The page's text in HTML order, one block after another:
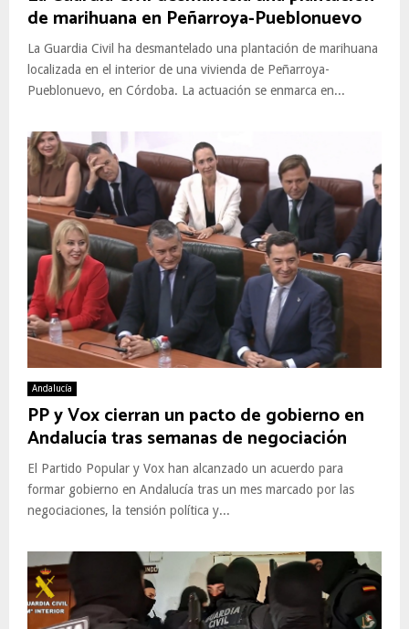
de marihuana en Peñarroya-Pueblonuevo
La Guardia Civil ha desmantelado una plantación de marihuana
localizada en el interior de una vivienda de Peñarroya-
Pueblonuevo, en Córdoba. La actuación se enmarca en...
Andalucía
PP y Vox cierran un pacto de gobierno en
Andalucía tras semanas de negociación
El Partido Popular y Vox han alcanzado un acuerdo para
formar gobierno en Andalucía tras un mes marcado por las
negociaciones, la tensión política y...